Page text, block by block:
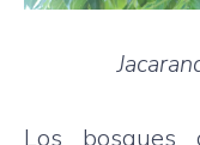
Los bosques